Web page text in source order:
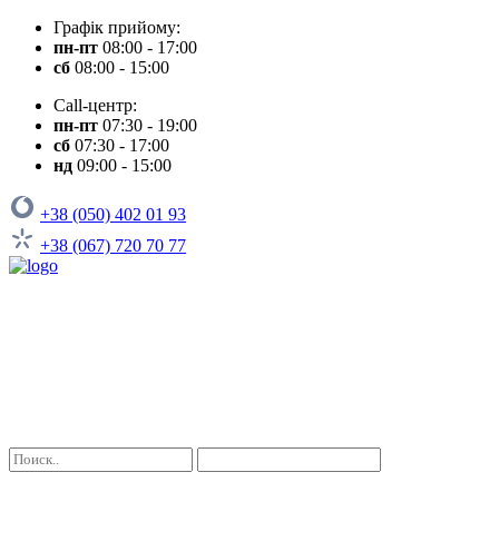
Графік прийому:
пн-пт 08:00 - 17:00
сб 08:00 - 15:00
Call-центр:
пн-пт 07:30 - 19:00
сб 07:30 - 17:00
нд 09:00 - 15:00
+38 (050) 402 01 93
+38 (067) 720 70 77